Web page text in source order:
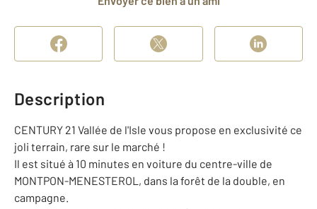
Description
CENTURY 21 Vallée de l'Isle vous propose en exclusivité ce
joli terrain, rare sur le marché !
Il est situé à 10 minutes en voiture du centre-ville de
MONTPON-MENESTEROL, dans la forêt de la double, en
campagne.